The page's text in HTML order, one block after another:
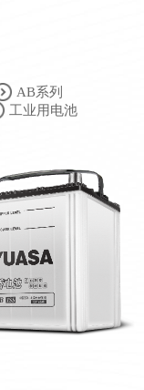
AB系列
工业用电池